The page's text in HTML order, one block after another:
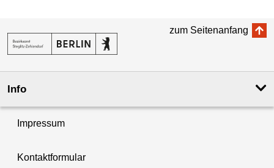
zum Seitenanfang
Info
Impressum
Kontaktformular